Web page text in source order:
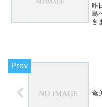
昨
島
き
奄